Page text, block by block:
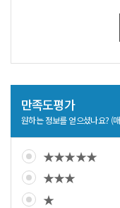
만족도평가
원하는 정보를 얻으셨나요? (
★★★★★
★★★
★